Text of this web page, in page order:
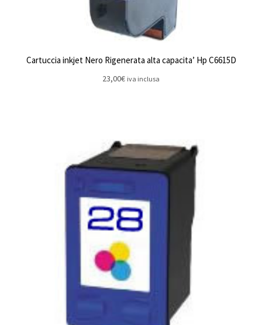
Cartuccia inkjet Nero Rigenerata alta capacita’ Hp C6615D
23,00€ iva inclusa